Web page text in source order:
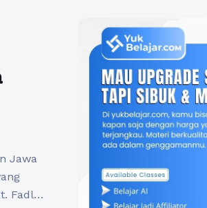
Jawa
Fadli